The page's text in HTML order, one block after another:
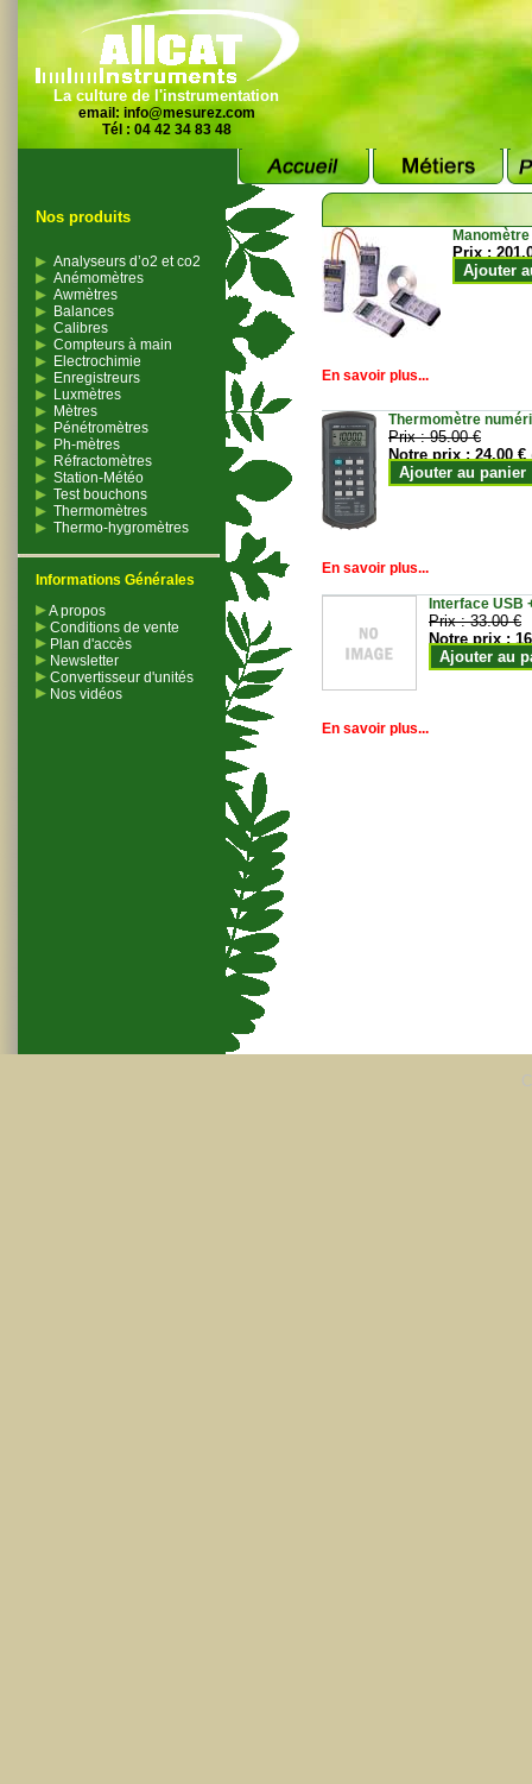
La culture de l'instrumentation
email: info@mesurez.com
Tél : 04 42 34 83 48
Nos produits
Analyseurs d’o2 et co2
Anémomètres
Awmètres
Balances
Calibres
Compteurs à main
Electrochimie
Enregistreurs
Luxmètres
Mètres
Pénétromètres
Ph-mètres
Réfractomètres
Station-Météo
Test bouchons
Thermomètres
Thermo-hygromètres
Informations Générales
A propos
Conditions de vente
Plan d'accès
Newsletter
Convertisseur d'unités
Nos vidéos
Prix :
Ajouter
En savoir plus...
Thermomètre
Prix :95.00 €
Notre prix :24.00 €
Ajouter au panier
En savoir plus...
Interface USB
Prix :33.00 €
Notre prix :
Ajouter au
En savoir plus...